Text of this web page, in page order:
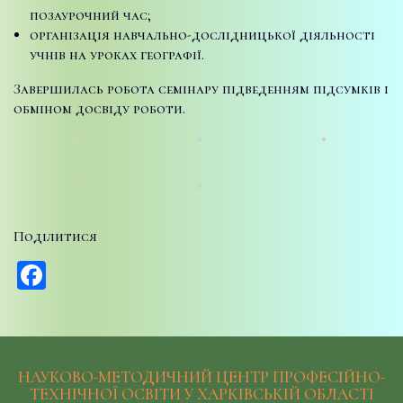
позаурочний час;
організація навчально-дослідницької діяльності
учнів на уроках географії.
Завершилась робота семінару підведенням підсумків і
обміном досвіду роботи.
Поділитися
НАУКОВО-МЕТОДИЧНИЙ ЦЕНТР ПРОФЕСІЙНО-
ТЕХНІЧНОЇ ОСВІТИ У ХАРКІВСЬКІЙ ОБЛАСТІ